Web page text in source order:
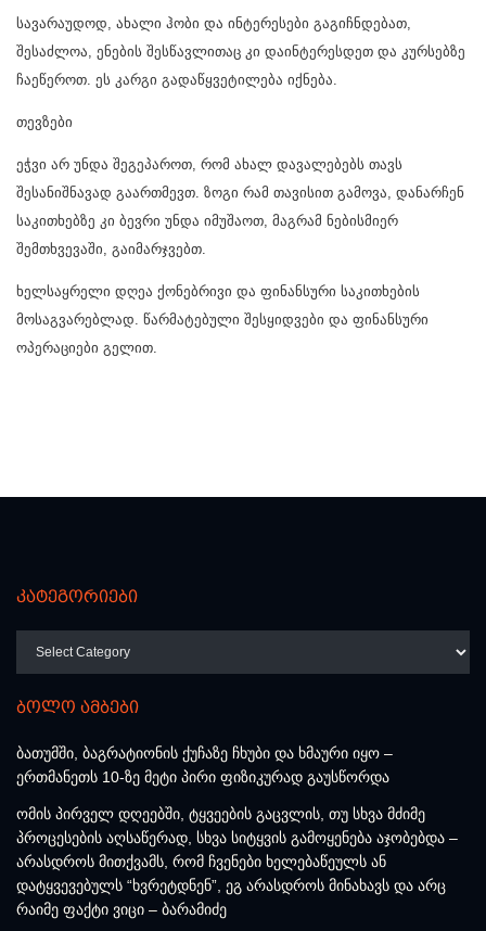
სავარაუდოდ, ახალი ჰობი და ინტერესები გაგიჩნდებათ,
შესაძლოა, ენების შესწავლითაც კი დაინტერესდეთ და კურსებზე
ჩაეწეროთ. ეს კარგი გადაწყვეტილება იქნება.
თევზები
ეჭვი არ უნდა შეგეპაროთ, რომ ახალ დავალებებს თავს
შესანიშნავად გაართმევთ. ზოგი რამ თავისით გამოვა, დანარჩენ
საკითხებზე კი ბევრი უნდა იმუშაოთ, მაგრამ ნებისმიერ
შემთხვევაში, გაიმარჯვებთ.
ხელსაყრელი დღეა ქონებრივი და ფინანსური საკითხების
მოსაგვარებლად. წარმატებული შესყიდვები და ფინანსური
ოპერაციები გელით.
კატეგორიები
ბოლო ამბები
ბათუმში, ბაგრატიონის ქუჩაზე ჩხუბი და ხმაური იყო –
ერთმანეთს 10-ზე მეტი პირი ფიზიკურად გაუსწორდა
ომის პირველ დღეებში, ტყვეების გაცვლის, თუ სხვა მძიმე
პროცესების აღსაწერად, სხვა სიტყვის გამოყენება აჯობებდა –
არასდროს მითქვამს, რომ ჩვენები ხელებაწეულს ან
დატყვევებულს “ხვრეტდნენ”, ეგ არასდროს მინახავს და არც
რაიმე ფაქტი ვიცი – ბარამიძე